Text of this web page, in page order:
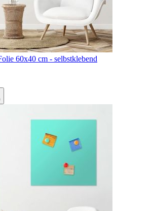
60x40 cm - selbstklebend